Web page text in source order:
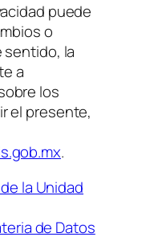
puede
o
la
a
los
el presente,
.
la Unidad
de Datos